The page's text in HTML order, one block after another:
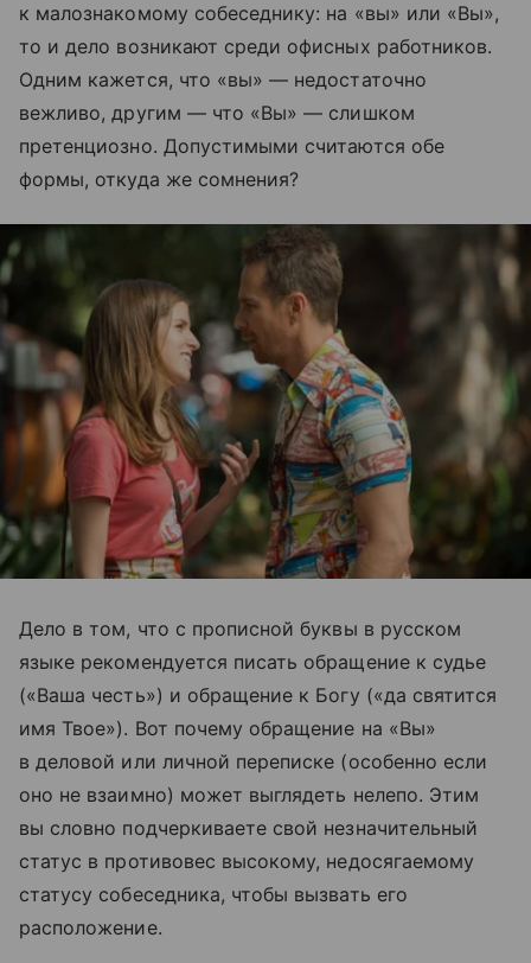
к малознакомому собеседнику: на «вы» или «Вы»,
то и дело возникают среди офисных работников.
Одним кажется, что «вы» — недостаточно
вежливо, другим — что «Вы» — слишком
претенциозно. Допустимыми считаются обе
формы, откуда же сомнения?
Дело в том, что с прописной буквы в русском
языке рекомендуется писать обращение к судье
(«Ваша честь») и обращение к Богу («да святится
имя Твое»). Вот почему обращение на «Вы»
в деловой или личной переписке (особенно если
оно не взаимно) может выглядеть нелепо. Этим
вы словно подчеркиваете свой незначительный
статус в противовес высокому, недосягаемому
статусу собеседника, чтобы вызвать его
расположение.